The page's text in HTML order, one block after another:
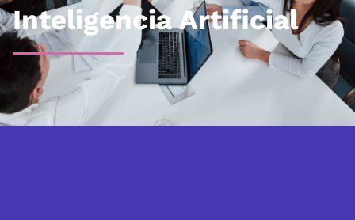
Inteligencia Artificial